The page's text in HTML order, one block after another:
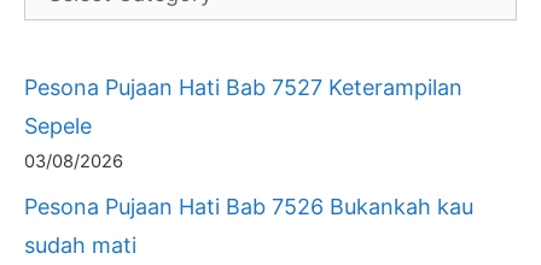
Pesona Pujaan Hati Bab 7527 Keterampilan
Sepele
03/08/2026
Pesona Pujaan Hati Bab 7526 Bukankah kau
sudah mati